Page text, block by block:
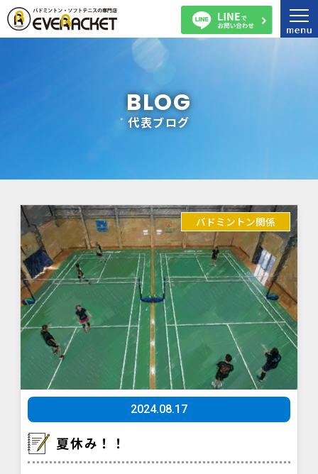
BLOG
代表ブログ
2024.08.17
夏休み！！
バドミントン関係